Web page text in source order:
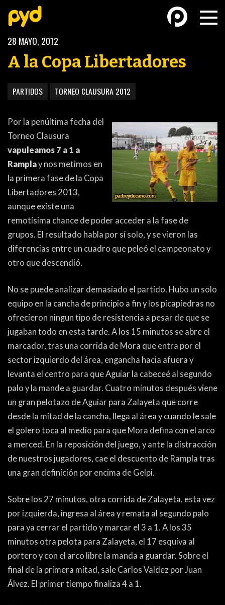
FUTSAL FUTSAL FEMENINO
ACTUALIDAD
3ERA DIVISIÓN
PARTIDOS
CONTENIDOS
COLUMNAS
ELECCIONES
ENTREVISTAS
TRIBUNA
PYD RADIO
PEÑAS
ENCUESTAS
EDITORIALES
OTROS DEPORTES
ATLETISMO
FÚTBOL PLAYA
MÁS DE PYD
HISTORIA
FORO
28 MAYO, 2012
A la Copa Libertadores
PARTIDOS TORNEO CLAUSURA 2012
Por la penúltima fecha del
Torneo Clausura
vapuleamos 7 a 1 a
Ramplay nos metimos en
la primera fase de la Copa
Libertadores 2013,
aunque existe una
remotísima chance de poder acceder a la fase de
grupos. El resultado habla por sí solo, y se vieron las
diferencias entre un cuadro que peleó el campeonato y
otro que descendió.
No se puede analizar demasiado el partido. Hubo un solo
equipo en la cancha de principio a fin y los picapiedras no
ofrecieron ningun tipo de resistencia a pesar de que se
jugaban todo en esta tarde. A los 15 minutos se abre el
marcador, tras una corrida de Mora que entra por el
sector izquierdo del área, engancha hacia afuera y
levanta el centro para que Aguiar la cabeceé al segundo
palo y la mande a guardar. Cuatro minutos después viene
un gran pelotazo de Aguiar para Zalayeta que corre
desde la mitad de la cancha, llega al área y cuando le sale
el golero toca al medio para que Mora defina con el arco
a merced. En la reposición del juego, y ante la distracción
de nuestros jugadores, cae el descuento de Rampla tras
una gran definición por encima de Gelpi.
Sobre los 27 minutos, otra corrida de Zalayeta, esta vez
por izquierda, ingresa al área y remata al segundo palo
para ya cerrar el partido y marcar el 3 a 1. A los 35
minutos otra pelota para Zalayeta, el 17 esquiva al
portero y con el arco libre la manda a guardar. Sobre el
final de la primera mitad, sale Carlos Valdez por Juan
Álvez. El primer tiempo finaliza 4 a 1.